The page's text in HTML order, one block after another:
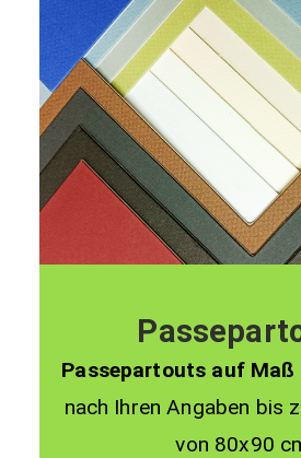
Passepartouts auf Maß
nach Ihren Angaben bis
von 80x90